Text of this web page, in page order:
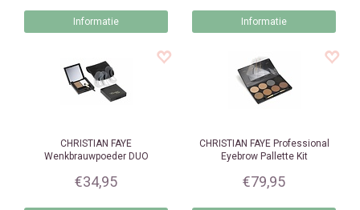
Informatie Informatie
CHRISTIAN FAYE
Wenkbrauwpoeder DUO
€34,95
CHRISTIAN FAYEProfessional
Eyebrow Pallette Kit
€79,95